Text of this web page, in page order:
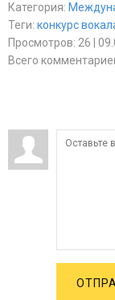
Категория:
Теги: конкурс
Просмотров: 26 |
Всего